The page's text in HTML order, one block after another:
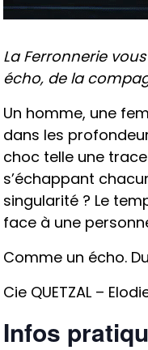
La Ferronnerie
écho, de la
Un homme, une
dans les
choc telle une trace
s’échappant
singularité ? Le
face à une
Comme un écho.
Cie QUETZAL –
Infos